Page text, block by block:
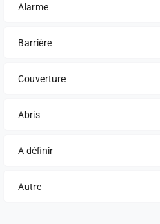
Alarme
Barrière
Couverture
Abris
A définir
Autre